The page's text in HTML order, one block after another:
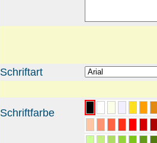
Schriftart
Schriftfarbe